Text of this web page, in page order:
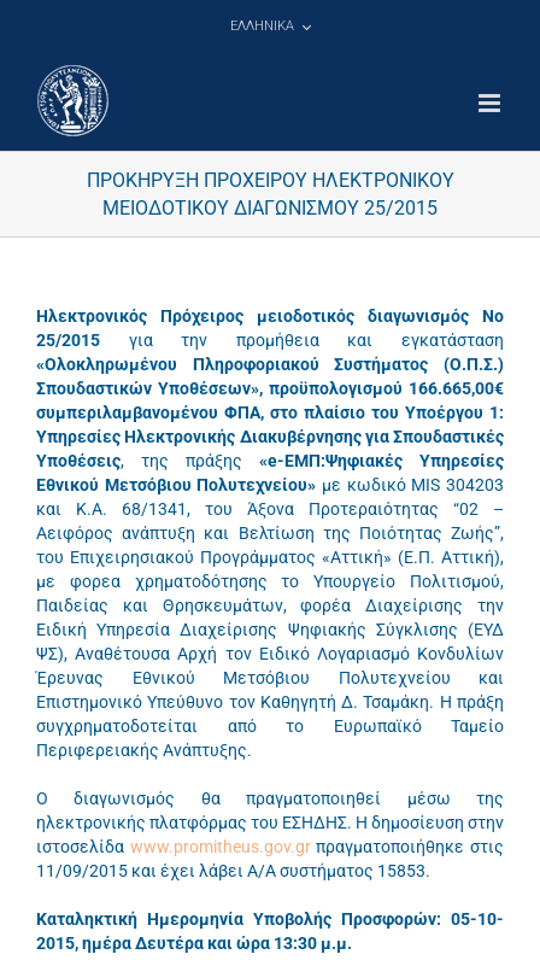
ΕΛΛΗΝΙΚΑ
ΠΡΟΚΗΡΥΞΗ ΠΡΟΧΕΙΡΟΥ ΗΛΕΚΤΡΟΝΙΚΟΥ
ΜΕΙΟΔΟΤΙΚΟΥ ΔΙΑΓΩΝΙΣΜΟΥ 25/2015
Ηλεκτρονικός Πρόχειρος μειοδοτικός διαγωνισμός Νο
25/2015 για την προμήθεια και εγκατάσταση
«Ολοκληρωμένου Πληροφοριακού Συστήματος (Ο.Π.Σ.)
Σπουδαστικών Υποθέσεων», προϋπολογισμού 166.665,00€
συμπεριλαμβανομένου ΦΠΑ, στο πλαίσιο του Υποέργου 1:
Υπηρεσίες Ηλεκτρονικής Διακυβέρνησης για Σπουδαστικές
Υποθέσεις, της πράξης «e-EMΠ:Ψηφιακές Υπηρεσίες
Εθνικού Μετσόβιου Πολυτεχνείου» με κωδικό MIS 304203
και Κ.Α. 68/1341, του Άξονα Προτεραιότητας “02 –
Αειφόρος ανάπτυξη και Βελτίωση της Ποιότητας Ζωής”,
του Επιχειρησιακού Προγράμματος «Αττική» (Ε.Π. Αττική),
με φορεα χρηματοδότησης το Υπουργείο Πολιτισμού,
Παιδείας και Θρησκευμάτων, φορέα Διαχείρισης την
Ειδική Υπηρεσία Διαχείρισης Ψηφιακής Σύγκλισης (ΕΥΔ
ΨΣ), Αναθέτουσα Αρχή τον Ειδικό Λογαριασμό Κονδυλίων
Έρευνας Eθνικού Μετσόβιου Πολυτεχνείου και
Επιστημονικό Υπεύθυνο τον Καθηγητή Δ. Τσαμάκη. Η πράξη
συγχρηματοδοτείται από το Ευρωπαϊκό Ταμείο
Περιφερειακής Ανάπτυξης.
Ο διαγωνισμός θα πραγματοποιηθεί μέσω της
ηλεκτρονικής πλατφόρμας του ΕΣΗΔΗΣ. Η δημοσίευση στην
ιστοσελίδα www.promitheus.gov.grπραγματοποιήθηκε στις
11/09/2015 και έχει λάβει Α/Α συστήματος 15853.
Καταληκτική Ημερομηνία Υποβολής Προσφορών: 05-10-
2015, ημέρα Δευτέρα και ώρα 13:30 μ.μ.